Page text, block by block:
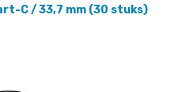
C / 33,7 mm (30 stuks)